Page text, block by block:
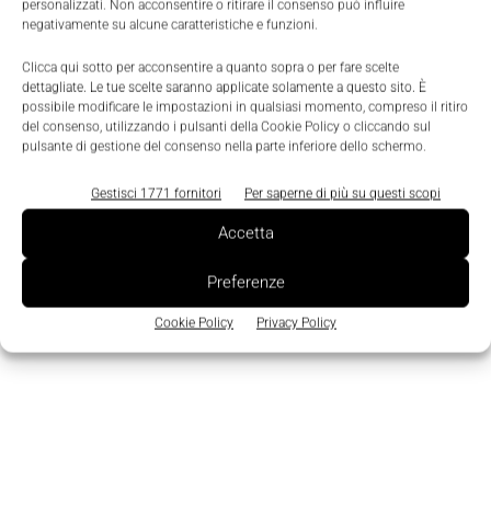
personalizzati. Non acconsentire o ritirare il consenso può influire
negativamente su alcune caratteristiche e funzioni.
Clicca qui sotto per acconsentire a quanto sopra o per fare scelte
dettagliate. Le tue scelte saranno applicate solamente a questo sito. È
possibile modificare le impostazioni in qualsiasi momento, compreso il ritiro
del consenso, utilizzando i pulsanti della Cookie Policy o cliccando sul
pulsante di gestione del consenso nella parte inferiore dello schermo.
Gestisci 1771 fornitori Per saperne di più su questi scopi
Accetta
Preferenze
Cookie Policy Privacy Policy
5G privato all'edgecon i sistemi HPE Edgeline
TAGS 5G HPE Wi-Fi